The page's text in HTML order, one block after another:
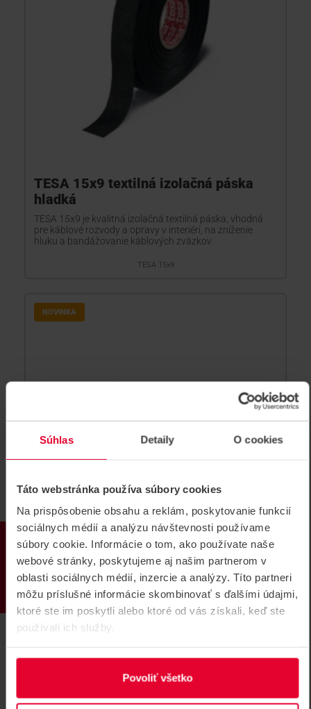
Súhlas Detaily O cookies
Táto webstránka používa súbory cookies
Na prispôsobenie obsahu a reklám, poskytovanie funkcií
sociálnych médií a analýzu návštevnosti používame
súbory cookie. Informácie o tom, ako používate naše
webové stránky, poskytujeme aj našim partnerom v
oblasti sociálnych médií, inzercie a analýzy. Títo partneri
môžu príslušné informácie skombinovať s ďalšími údajmi,
ktoré ste im poskytli alebo ktoré od vás získali, keď ste
používali ich služby.
Povoliť všetko
PRODUKTY
TESA 15x9 textilná izolačná páska
hladká
TESA 15x9 je kvalitná izolačná textilná páska, vhodná
pre káblové rozvody a opravy v interiéri, na zníženie
hluku a bandážovanie káblových zväzkov.
TESA 15x9
NOVINKA
ITC Relay Timer mUSB
Modul na oneskorenie odpadu kontaktov relé, s
nastaviteľným časom pomocou trimra. Tento model je
navrhnutý pre 5-30 V DC napájanie s možnosťou
napájania cez micro USB konektor.